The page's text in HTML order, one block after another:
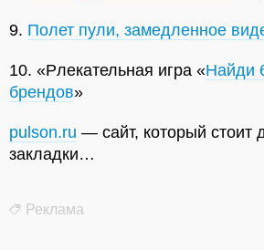
9. Полет пули, замедленное
10. «Рлекательная игра «Найди
брендов»
pulson.ru — сайт, который стоит
закладки…
Реклама